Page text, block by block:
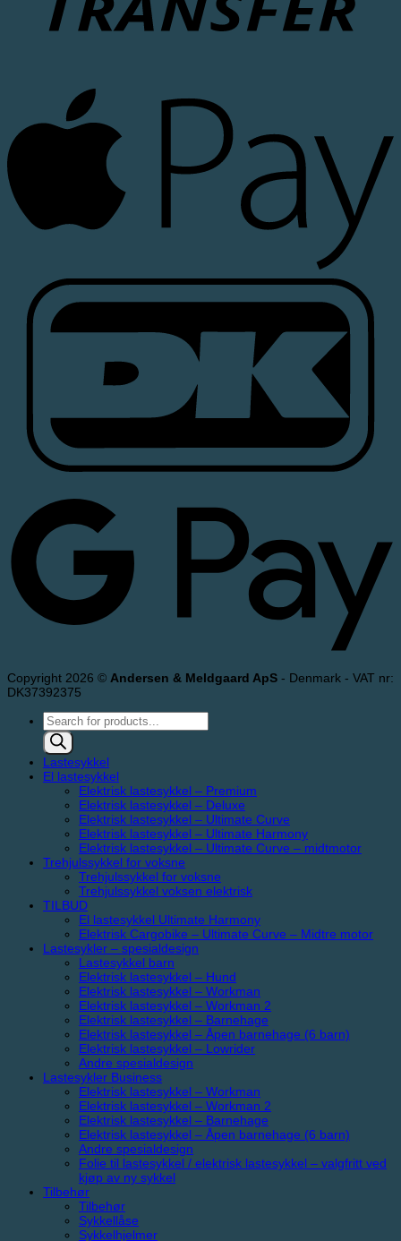
Copyright 2026 © Andersen & Meldgaard ApS - Denmark - VAT nr:
DK37392375
Products
search
Lastesykkel
El lastesykkel
Elektrisk lastesykkel – Premium
Elektrisk lastesykkel – Deluxe
Elektrisk lastesykkel – Ultimate Curve
Elektrisk lastesykkel – Ultimate Harmony
Elektrisk lastesykkel – Ultimate Curve – midtmotor
Trehjulssykkel for voksne
Trehjulssykkel for voksne
Trehjulssykkel voksen elektrisk
TILBUD
El lastesykkel Ultimate Harmony
Elektrisk Cargobike – Ultimate Curve – Midtre motor
Lastesykler – spesialdesign
Lastesykkel barn
Elektrisk lastesykkel – Hund
Elektrisk lastesykkel – Workman
Elektrisk lastesykkel – Workman 2
Elektrisk lastesykkel – Barnehage
Elektrisk lastesykkel – Åpen barnehage (6 barn)
Elektrisk lastesykkel – Lowrider
Andre spesialdesign
Lastesykler Business
Elektrisk lastesykkel – Workman
Elektrisk lastesykkel – Workman 2
Elektrisk lastesykkel – Barnehage
Elektrisk lastesykkel – Åpen barnehage (6 barn)
Andre spesialdesign
Folie til lastesykkel / elektrisk lastesykkel – valgfritt ved
kjøp av ny sykkel
Tilbehør
Tilbehør
Sykkellåse
Sykkelhjelmer